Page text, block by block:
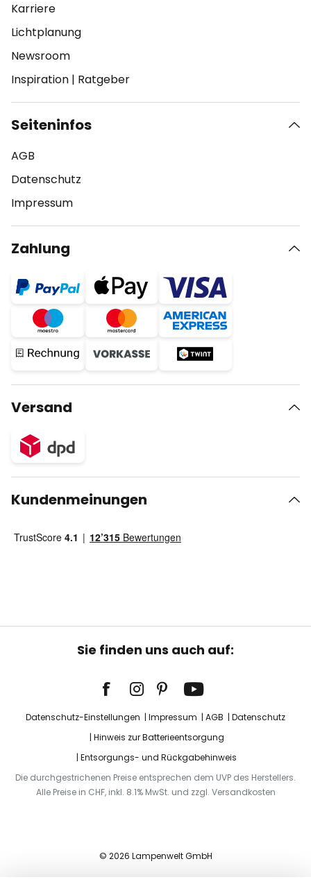
Karriere
Lichtplanung
Newsroom
Inspiration | Ratgeber
Seiteninfos
AGB
Datenschutz
Impressum
Zahlung
Versand
Kundenmeinungen
Sie finden uns auch auf:
Datenschutz-Einstellungen Impressum AGB
Datenschutz
Hinweis zur Batterieentsorgung
Entsorgungs- und Rückgabehinweis
Die durchgestrichenen Preise entsprechen dem UVP des Herstellers.
Alle Preise in CHF, inkl. 8.1% MwSt. und zzgl. Versandkosten
© 2026 Lampenwelt GmbH